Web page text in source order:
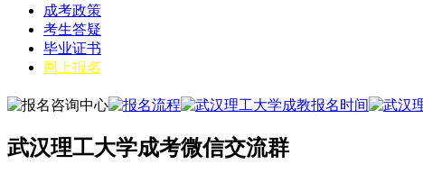
成考政策
考生答疑
毕业证书
网上报名
武汉理工大学成考微信交流群